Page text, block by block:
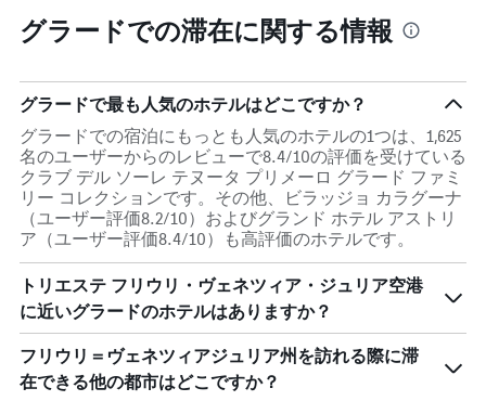
グラードでの滞在に関する情報
グラードで最も人気のホテルはどこですか？
グラードでの宿泊にもっとも人気のホテルの1つは、1,625
名のユーザーからのレビューで8.4/10の評価を受けている
クラブ デル ソーレ テヌータ プリメーロ グラード ファミ
リー コレクションです。その他、ビラッジョ カラグーナ
（ユーザー評価8.2/10）およびグランド ホテル アストリ
ア（ユーザー評価8.4/10）も高評価のホテルです。
トリエステ フリウリ・ヴェネツィア・ジュリア空港​
に近いグラード​のホテルはありますか？
フリウリ＝ヴェネツィアジュリア州を訪れる際に滞
在できる他の都市はどこですか？